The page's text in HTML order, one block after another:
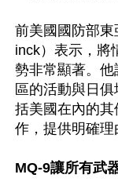
前美國國防部東
inck）表示，將
勢非常顯著。他
區的活動與日
括美國在內的
作，提供明確理
MQ-9讓所有武